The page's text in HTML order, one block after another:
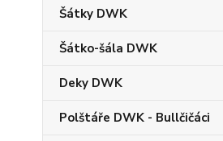
Šátky DWK
Šátko-šála DWK
Deky DWK
Polštáře DWK - Bullčičáci